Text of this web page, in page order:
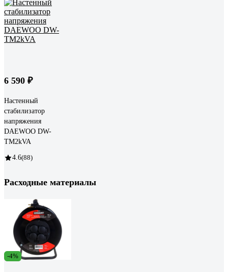
6 590 ₽
Настенный
стабилизатор
напряжения
DAEWOO DW-
TM2kVA
4.6(88)
Расходные материалы
-4%